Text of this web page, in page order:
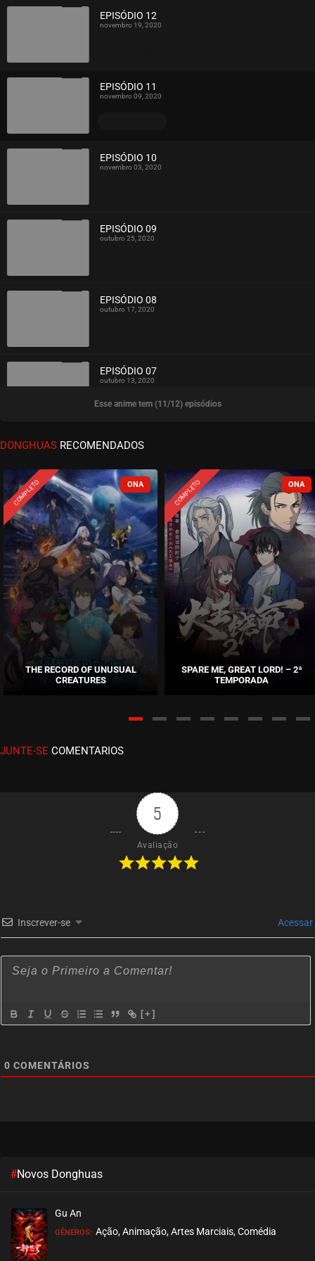
EPISÓDIO 12
novembro 19, 2020
EPISÓDIO 11
novembro 09, 2020
EPISÓDIO 10
novembro 03, 2020
EPISÓDIO 09
outubro 25, 2020
EPISÓDIO 08
outubro 17, 2020
ASSISTIDO
EPISÓDIO 07
outubro 13, 2020
ASSISTIDO
EPISÓDIO 06
ASSISTIDO
EPISÓDIO 05
outubro 11, 2020
ASSISTIDO
EPISÓDIO 04
outubro 11, 2020
EPISÓDIO 03
outubro 11, 2020
ASSISTIDO
EPISÓDIO 01
outubro 11, 2020
Esse anime tem (11/12) episódios
DONGHUAS RECOMENDADOS
COMPLETO
THE RECORD OF UNUSUAL
CREATURES
COMPLETO
SPARE ME, GREAT LORD! – 2ª
TEMPORADA
JUNTE-SE COMENTARIOS
5
Avaliação
Inscrever-se Acessar
[+]
0 COMENTÁRIOS
#Novos Donghuas
Gu An
GÊNEROS: Ação, Animação, Artes Marciais, Comédia